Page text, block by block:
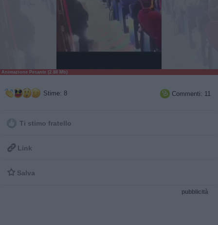
Animazione Pesante (2.88 Mb)
Stime: 8  Commenti: 11
Ti stimo fratello
 Link
 Salva
pubblicità